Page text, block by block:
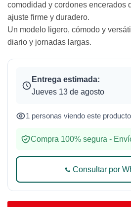
comodidad y cordones encerados
ajuste firme y duradero.
Un modelo ligero, cómodo y
diario y jornadas largas.
Entrega estimada:
Jueves 13 de agosto
1 personas viendo este producto
Compra 100% segura -
Consultar por